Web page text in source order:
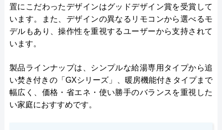
置にこだわったデザインはグッドデザイン賞を受賞して
います。また、デザインの異なるリモコンから選べるモ
デルもあり、操作性を重視するユーザーから支持されて
います。
製品ラインナップは、シンプルな給湯専用タイプから追
い焚き付きの「GXシリーズ」、暖房機能付きタイプまで
幅広く、価格・省エネ・使い勝手のバランスを重視した
い家庭におすすめです。